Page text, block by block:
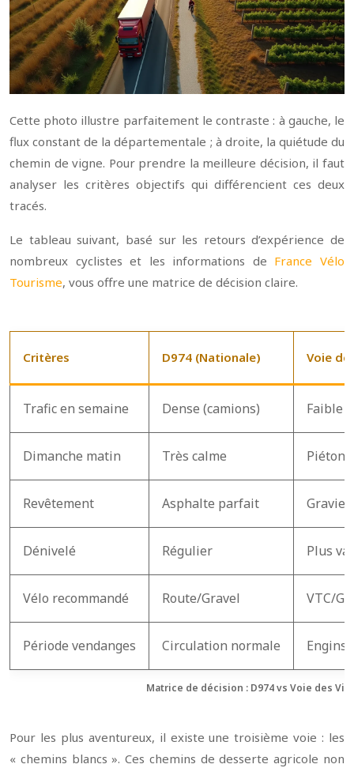
Cette photo illustre parfaitement le contraste : à gauche, le
flux constant de la départementale ; à droite, la quiétude du
chemin de vigne. Pour prendre la meilleure décision, il faut
analyser les critères objectifs qui différencient ces deux
tracés.
Le tableau suivant, basé sur les retours d’expérience de
nombreux cyclistes et les informations de France Vélo
Tourisme, vous offre une matrice de décision claire.
Matrice de décision : D974 vs Voie des
Critères D974 (Nationale) Voie
Trafic en semaine Dense (camions) Faible
Dimanche matin Très calme
Revêtement Asphalte parfait
Dénivelé Régulier Plus
Vélo recommandé Route/Gravel VTC/
Période vendanges Circulation normale Engins
Pour les plus aventureux, il existe une troisième voie : les
« chemins blancs ». Ces chemins de desserte agricole non